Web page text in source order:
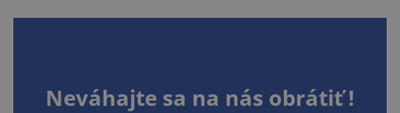
Neváhajte sa na nás obrátiť !